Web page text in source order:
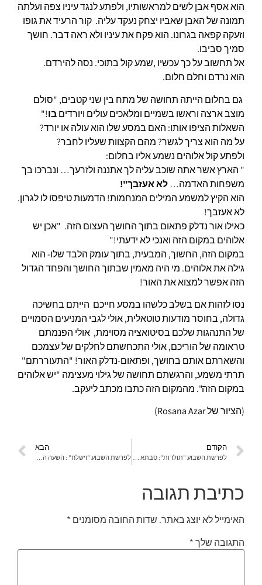
הוא אסף אבן לשים למראשותיו, ולפתע לנגד עיניו צפה ועלתה
תמונה של האבן שאביו יצחק נעקד עליה. קור הרעיד את גופו
וזעקה קפאה בגרונו. הוא פקח את עיניו ולא ראה דבר. חושך
סמיך סביבו.
אל תחשוב על כך עכשיו ,שמע קול בתוכי. נסה להירדם.
הוא נרדם וחלם חלום.
גם בחלום הייתה תחושה של מתח בין שני קטבים, "סולם
מוצב ארצה וראשו בשמיים ומלאכים עולים ויורדיםבו!"
השאלות הציפו אותו: האם במסע שלו הוא עולה או יורד?
על מה הוא צריך לגשר? מהם הקצוות שעליו לחבר?
ולפתע קול אלוהים נשמע אליו בחלום:
" הארץ אשר אתה שוכב עליה לך אתננה ולזרעך… ונברכו בך
משפחות האדמה…לא אעזבך"!
הוא הקיץ למשמע המילים המנחמות! הדמעות טיפסו לו לגרון.
לא אעזבך!
כאילו אור נדלק פתאום בתוך החושך העצום הזה. "אכן יש
אלוהים במקום הזה ואנכי לא ידעתי!"
במקום הזה, החשוך, המבעית, בתוך עומק הלבד שלו- הוא
גילה את אלוהים. מי היה מאמין שבתוך החושך והפחד הגדול
הזה אפשר למצוא את האור!
נסו לזהות אם בשלב כלשהו במסע חייכם הייתם בחשיכה
גדולה, בחוסר מודעות טוטאלית, אולי לגבי המניעים הסמויים
של התנהגות שלכם בסיטואציה מסוימת, אולי הפנמתם
טראומה של הוריכם, אולי התכחשתם לחלקים של עצמכם
והשארתם אותם בחושך, ופתאום-נדלק האור! "התעוררתם"
תרתי משמע, והרגשתם תחושה של גילוי מעצימה "יש אלוהים
במקום הזה". מהמקום הזה כתבו מכתב ליעקב.
(הציור של Rosana Azar)
הקודם
לפרשת השבוע "תולדות": סבתא למה יש לך…?
הבא
לפרשת השבוע "וישלח" : השעה החשוכה שלפני עלות השחר
כתיבת תגובה
האימייל לא יוצג באתר. שדות החובה מסומנים *
התגובה שלך*